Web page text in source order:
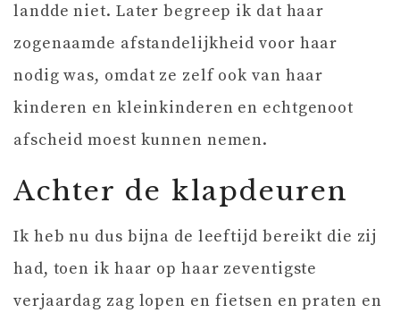
landde niet. Later begreep ik dat haar
zogenaamde afstandelijkheid voor haar
nodig was, omdat ze zelf ook van haar
kinderen en kleinkinderen en echtgenoot
afscheid moest kunnen nemen.
Achter de klapdeuren
Ik heb nu dus bijna de leeftijd bereikt die zij
had, toen ik haar op haar zeventigste
verjaardag zag lopen en fietsen en praten en